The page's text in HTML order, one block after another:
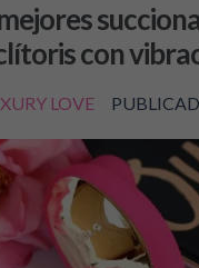
con
LOVE